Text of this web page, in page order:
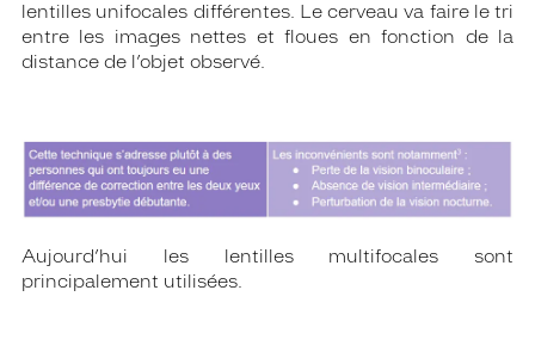
lentilles unifocales différentes. Le cerveau va faire le tri
entre les images nettes et floues en fonction de la
distance de l’objet observé.
Aujourd’hui les lentilles multifocales sont
principalement utilisées.